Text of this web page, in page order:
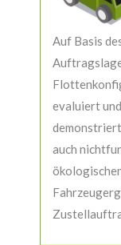
Auf Basis
evaluiert
auch